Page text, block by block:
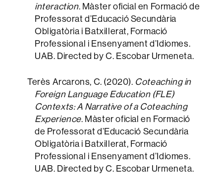
interaction. Màster oficial en Formació de
Professorat d’Educació Secundària
Obligatòria i Batxillerat, Formació
Professional i Ensenyament d’Idiomes.
UAB. Directed by C. Escobar Urmeneta.
Terès Arcarons, C. (2020). Coteaching in
Foreign Language Education (FLE)
Contexts: A Narrative of a Coteaching
Experience. Màster oficial en Formació
de Professorat d’Educació Secundària
Obligatòria i Batxillerat, Formació
Professional i Ensenyament d’Idiomes.
UAB. Directed by C. Escobar Urmeneta.